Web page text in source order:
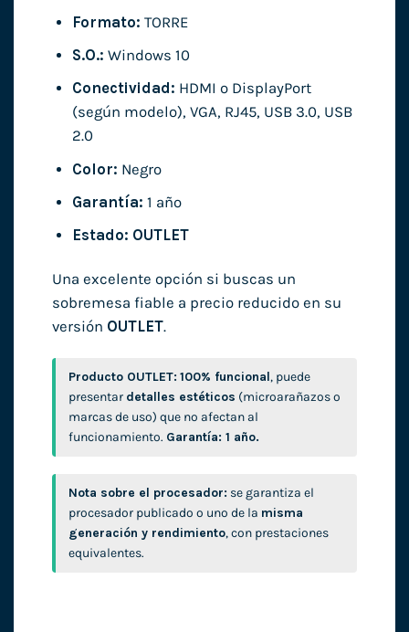
Formato: TORRE
S.O.: Windows 10
Conectividad: HDMI o DisplayPort
(según modelo), VGA, RJ45, USB 3.0, USB
2.0
Color: Negro
Garantía: 1 año
Estado: OUTLET
Una excelente opción si buscas un
sobremesa fiable a precio reducido en su
versión OUTLET.
Producto OUTLET: 100% funcional, puede
presentar detalles estéticos (microarañazos o
marcas de uso) que no afectan al
funcionamiento. Garantía: 1 año.
Nota sobre el procesador: se garantiza el
procesador publicado o uno de la misma
generación y rendimiento, con prestaciones
equivalentes.